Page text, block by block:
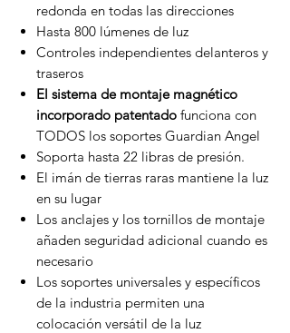
redonda en todas las direcciones
Hasta 800 lúmenes de luz
Controles independientes delanteros y
traseros
El sistema de montaje magnético
incorporado patentado funciona con
TODOS los soportes Guardian Angel
Soporta hasta 22 libras de presión.
El imán de tierras raras mantiene la luz
en su lugar
Los anclajes y los tornillos de montaje
añaden seguridad adicional cuando es
necesario
Los soportes universales y específicos
de la industria permiten una
colocación versátil de la luz